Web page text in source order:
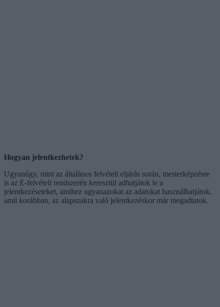
Hogyan jelentkezhetek?
Ugyanúgy, mint az általános felvételi eljárás során, mesterképzésre
is az E-felvételi rendszerén keresztül adhatjátok le a
jelentkezéseteket, amihez ugyanazokat az adatokat használhatjátok,
amit korábban, az alapszakra való jelentkezéskor már megadtatok.